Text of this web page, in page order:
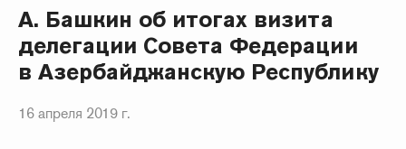
А. Башкин об итогах визита
делегации Совета Федерации
в Азербайджанскую Республику
16 апреля 2019 г.